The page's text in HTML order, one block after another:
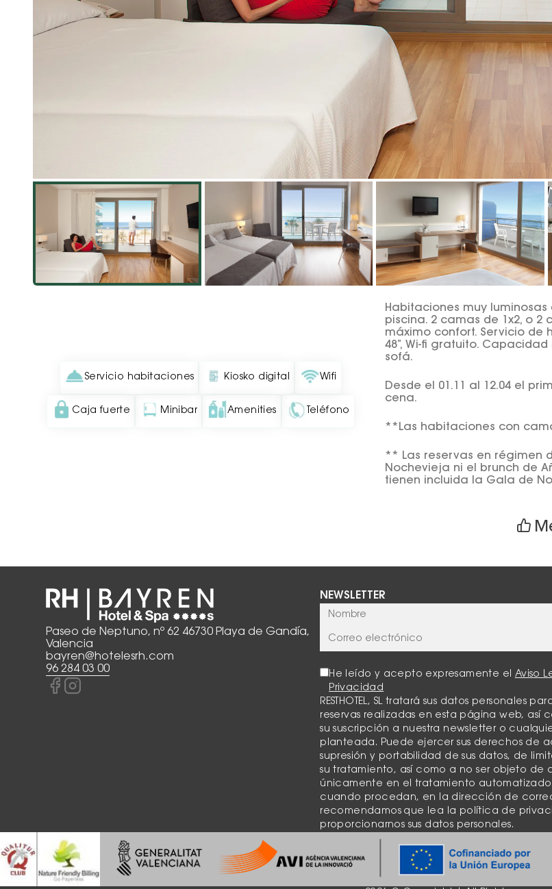
Servicio habitaciones Kiosko digital Wifi
Caja fuerte Minibar Amenities Teléfono
Habitaciones muy
piscina. 2 camas de 1x2, o 2
máximo confort. Servicio de
48”, Wi-fi gratuito.
sofá.
Desde el 01.11 al 12.04 el
cena.
**Las habitaciones con
** Las reservas en régimen
Nochevieja ni el brunch de
tienen incluida la Gala de
Paseo de Neptuno, nº 62 46730 Playa de Gandía,
Valencia
bayren@hotelesrh.com
96 284 03 00
NEWSLETTER
He leído y acepto expresamente el Aviso
Privacidad
RESTHOTEL, SL tratará sus datos personales
reservas realizadas en esta página web, así
su suscripción a nuestra newsletter o
planteada. Puede ejercer sus derechos de
supresión y portabilidad de sus datos, de
su tratamiento, así como a no ser objeto de
únicamente en el tratamiento automatizado
cuando procedan, en la dirección de
recomendamos que lea la política de
proporcionarnos sus datos personales.